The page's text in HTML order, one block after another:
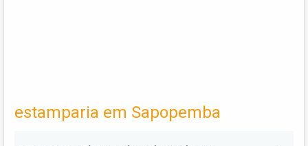
estamparia em Sapopemba